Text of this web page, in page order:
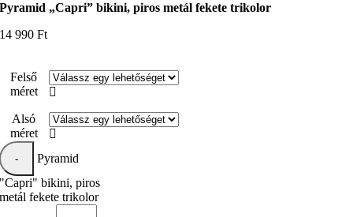
Pyramid „Capri” bikini, piros metál fekete trikolor
14 990Ft
Felső
méret

Alsó
méret

Pyramid
"Capri" bikini, piros
metál fekete trikolor